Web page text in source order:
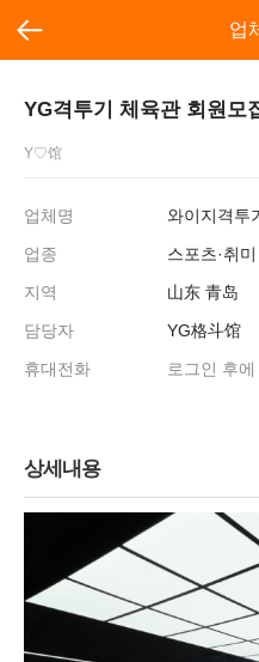
업
YG격투기 체육관 회원모
Y♡馆
업체명
와이지격투
업종
스포츠·취미
지역
山东 青岛
담당자
YG格斗馆
휴대전화
로그인 후
상세내용